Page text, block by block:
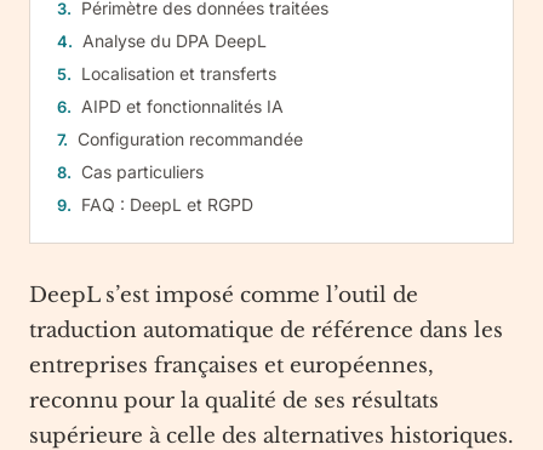
Périmètre des données traitées
Analyse du DPA DeepL
Localisation et transferts
AIPD et fonctionnalités IA
Configuration recommandée
Cas particuliers
FAQ : DeepL et RGPD
DeepL s’est imposé comme l’outil de
traduction automatique de référence dans les
entreprises françaises et européennes,
reconnu pour la qualité de ses résultats
supérieure à celle des alternatives historiques.